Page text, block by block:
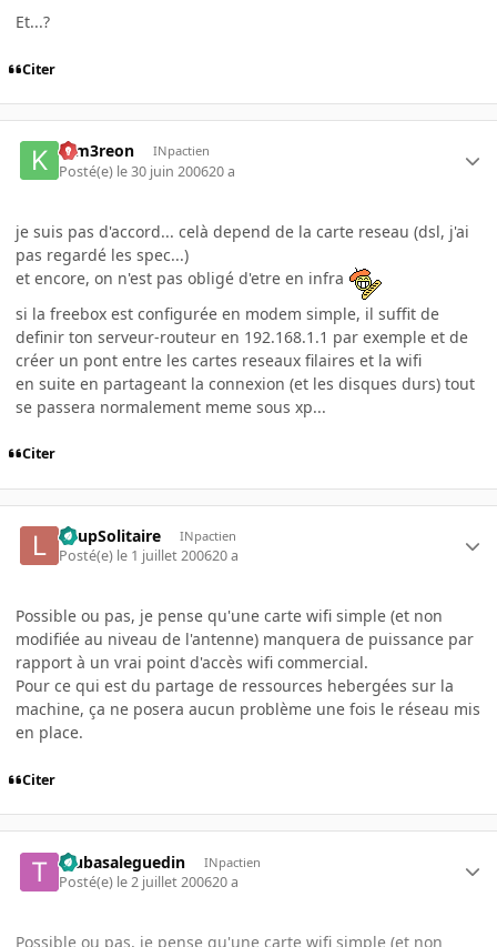
Et...?
Citer
K-m3reon INpactien
Posté(e) le 30 juin 200620 a
je suis pas d'accord... celà depend de la carte reseau (dsl, j'ai
pas regardé les spec...)
et encore, on n'est pas obligé d'etre en infra
si la freebox est configurée en modem simple, il suffit de
definir ton serveur-routeur en 192.168.1.1 par exemple et de
créer un pont entre les cartes reseaux filaires et la wifi
en suite en partageant la connexion (et les disques durs) tout
se passera normalement meme sous xp...
Citer
LoupSolitaire INpactien
Posté(e) le 1 juillet 200620 a
Possible ou pas, je pense qu'une carte wifi simple (et non
modifiée au niveau de l'antenne) manquera de puissance par
rapport à un vrai point d'accès wifi commercial.
Pour ce qui est du partage de ressources hebergées sur la
machine, ça ne posera aucun problème une fois le réseau mis
en place.
Citer
tsubasaleguedin INpactien
Posté(e) le 2 juillet 200620 a
Possible ou pas, je pense qu'une carte wifi simple (et non